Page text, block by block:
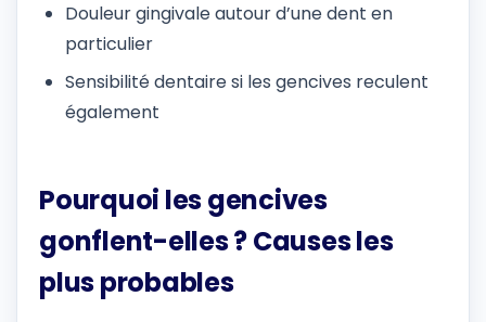
Douleur gingivale autour d’une dent en
particulier
Sensibilité dentaire si les gencives reculent
également
Pourquoi les gencives
gonflent-elles ? Causes les
plus probables